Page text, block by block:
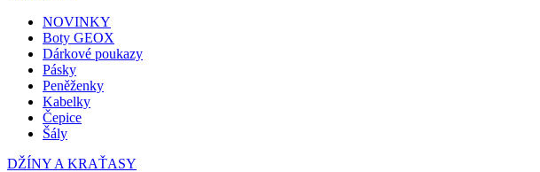
NOVINKY
Boty GEOX
Dárkové poukazy
Pásky
Peněženky
Kabelky
Čepice
Šály
DŽÍNY A KRAŤASY